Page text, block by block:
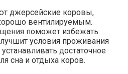
джерсейские коровы,
вентилируемым.
поможет избежать
условия проживания
достаточное
сна и отдыха коров.